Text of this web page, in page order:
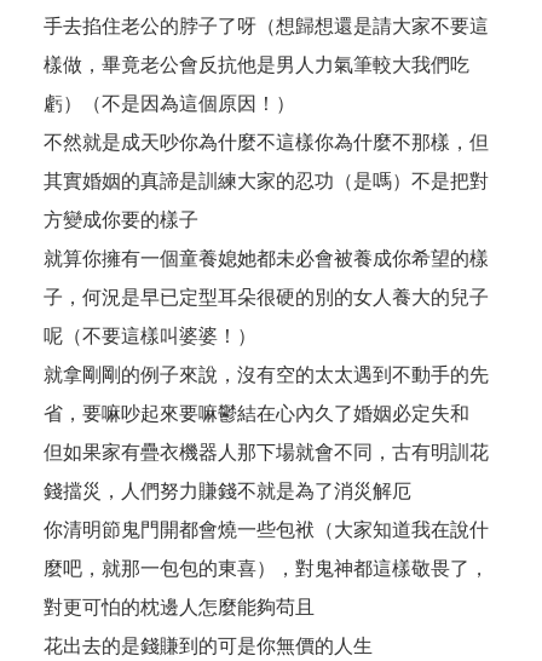
手去掐住老公的脖子了呀（想歸想還是請大家不要這
樣做，畢竟老公會反抗他是男人力氣筆較大我們吃
虧）（不是因為這個原因！）
不然就是成天吵你為什麼不這樣你為什麼不那樣，但
其實婚姻的真諦是訓練大家的忍功（是嗎）不是把對
方變成你要的樣子
就算你擁有一個童養媳她都未必會被養成你希望的樣
子，何況是早已定型耳朵很硬的別的女人養大的兒子
呢（不要這樣叫婆婆！）
就拿剛剛的例子來說，沒有空的太太遇到不動手的先
省，要嘛吵起來要嘛鬱結在心內久了婚姻必定失和
但如果家有疊衣機器人那下場就會不同，古有明訓花
錢擋災，人們努力賺錢不就是為了消災解厄
你清明節鬼門開都會燒一些包袱（大家知道我在說什
麼吧，就那一包包的東喜），對鬼神都這樣敬畏了，
對更可怕的枕邊人怎麼能夠苟且
花出去的是錢賺到的可是你無價的人生